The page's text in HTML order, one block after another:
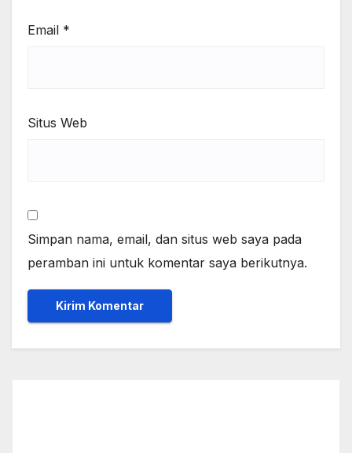
Email *
Situs Web
Simpan nama, email, dan situs web saya pada
peramban ini untuk komentar saya berikutnya.